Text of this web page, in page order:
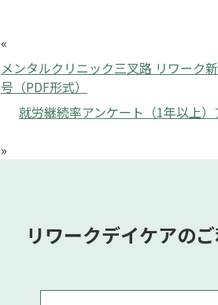
«
メンタルクリニック三叉路 リワーク
号（PDF形式）
就労継続率アンケート（1年以上
»
リワークデイケアの